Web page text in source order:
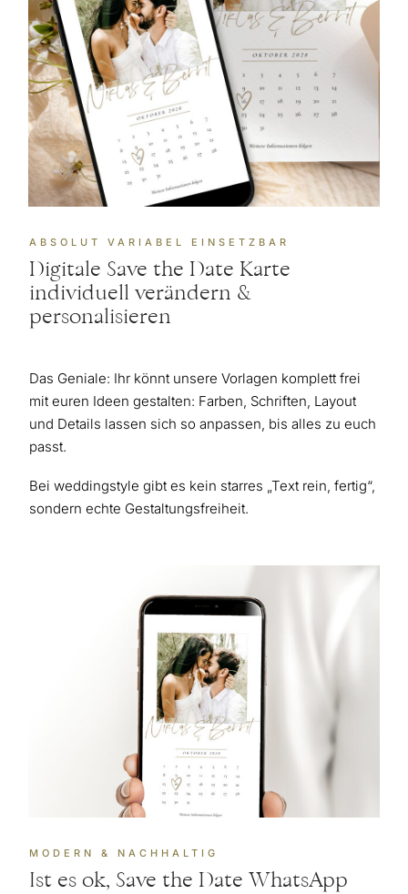
ABSOLUT VARIABEL EINSETZBAR
Digitale Save the Date Karte
individuell verändern &
personalisieren
Das Geniale: Ihr könnt unsere Vorlagen komplett frei
mit euren Ideen gestalten: Farben, Schriften, Layout
und Details lassen sich so anpassen, bis alles zu euch
passt.
Bei weddingstyle gibt es kein starres „Text rein, fertig“,
sondern echte Gestaltungsfreiheit.
MODERN & NACHHALTIG
Ist es ok, Save the Date WhatsApp